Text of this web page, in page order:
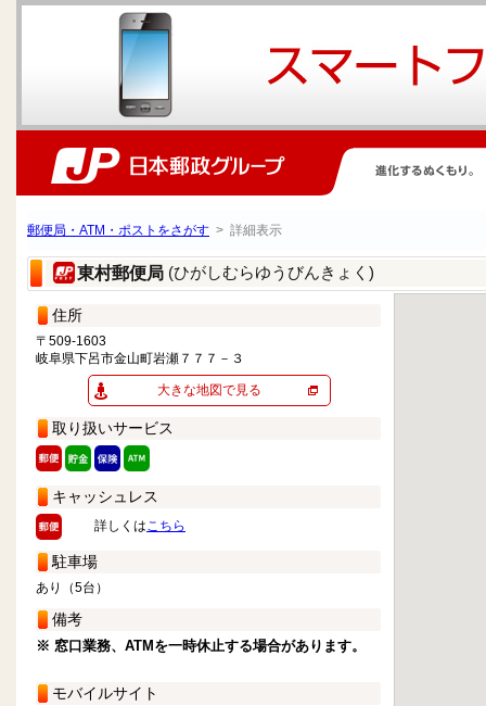
郵便局・ATM・ポストをさがす > 詳細表示
東村郵便局 (ひがしむらゆうびんきょく)
住所
〒509-1603
岐阜県下呂市金山町岩瀬７７７－３
大きな地図で見る
取り扱いサービス
キャッシュレス
詳しくはこちら
駐車場
あり（5台）
備考
※ 窓口業務、ATMを一時休止する場合があります。
モバイルサイト